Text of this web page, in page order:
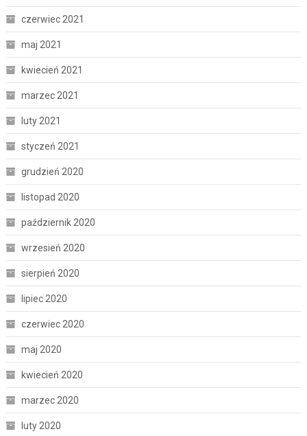
czerwiec 2021
maj 2021
kwiecień 2021
marzec 2021
luty 2021
styczeń 2021
grudzień 2020
listopad 2020
październik 2020
wrzesień 2020
sierpień 2020
lipiec 2020
czerwiec 2020
maj 2020
kwiecień 2020
marzec 2020
luty 2020